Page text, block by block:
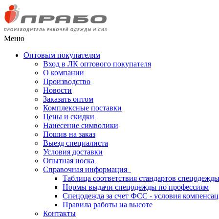
Меню
Оптовым покупателям
Вход в ЛК оптового покупателя
О компании
Производство
Новости
Заказать оптом
Комплексные поставки
Цены и скидки
Нанесение символики
Пошив на заказ
Выезд специалиста
Условия доставки
Опытная носка
Справочная информация
Таблица соответствия стандартов спецодежды
Нормы выдачи спецодежды по профессиям
Спецодежда за счет ФСС - условия
Правила работы на высоте
Контакты